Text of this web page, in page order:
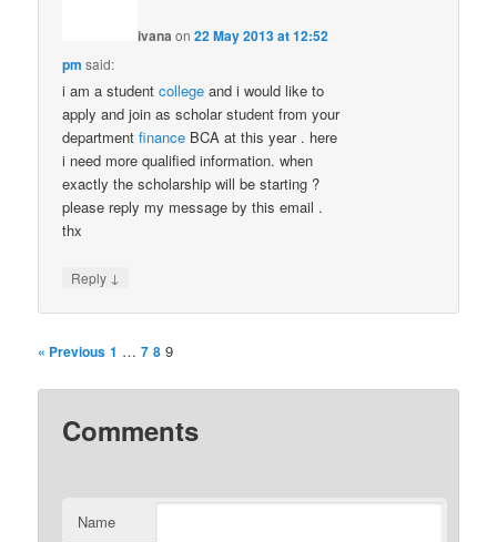
ivana on22 May 2013 at 12:52
pm said:
i am a studentcollege and i would like to
apply and join as scholar student from your
departmentfinance BCA at this year . here
i need more qualified information. when
exactly the scholarship will be starting ?
please reply my message by this email .
thx
Reply ↓
« Previous 1 … 7 8 9
Comments
Name